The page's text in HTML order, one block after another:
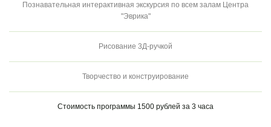
Познавательная интерактивная экскурсия по всем залам Центра
"Эврика"
Рисование 3Д-ручкой
Творчество и конструирование
Стоимость программы 1500 рублей за 3 часа